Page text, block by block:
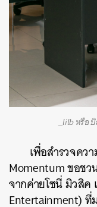
_lilb หรือ
เพื่อสำรวจคว
Momentum ขอช
จากค่ายโซนี่ มิวสิค
Entertainment) ที่